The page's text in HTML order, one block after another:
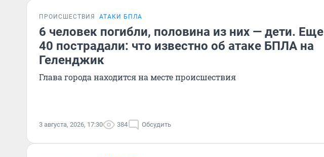
ПРОИСШЕСТВИЯ АТАКИ БПЛА
6 человек погибли, половина из них — дети. Еще
40 пострадали: что известно об атаке БПЛА на
Геленджик
Глава города находится на месте происшествия
3 августа, 2026, 17:30 384 Обсудить